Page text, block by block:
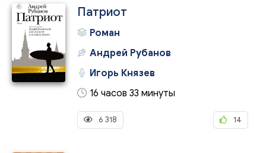
Патриот
Роман
Андрей Рубанов
Игорь Князев
16 часов 33 минуты
6 318 14